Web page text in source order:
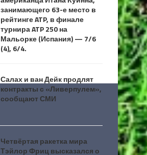
занимающего 63-е место в
рейтинге ATP, в финале
турнира ATP 250 на
Мальорке (Испания) — 7/6
(4), 6/4.
Салах и ван Дейк продлят
контракты с «Ливерпулем»,
сообщают СМИ
Четвёртая ракетка мира
Тэйлор Фриц высказался о